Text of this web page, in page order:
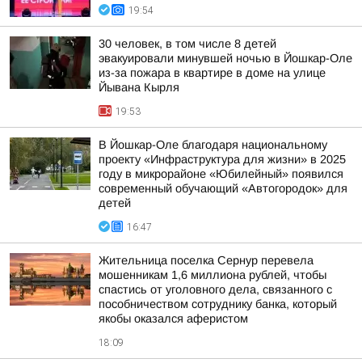
19:54
30 человек, в том числе 8 детей
эвакуировали минувшей ночью в Йошкар-Оле
из-за пожара в квартире в доме на улице
Йывана Кырля
19:53
В Йошкар-Оле благодаря национальному
проекту «Инфраструктура для жизни» в 2025
году в микрорайоне «Юбилейный» появился
современный обучающий «Автогородок» для
детей
16:47
Жительница поселка Сернур перевела
мошенникам 1,6 миллиона рублей, чтобы
спастись от уголовного дела, связанного с
пособничеством сотруднику банка, который
якобы оказался аферистом
18:09